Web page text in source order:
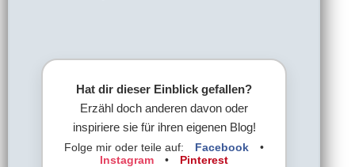
Hat dir dieser Einblick gefallen?
Erzähl doch anderen davon oder
inspiriere sie für ihren eigenen Blog!
Folge mir oder teile auf: Facebook
•
Instagram
• Pinterest